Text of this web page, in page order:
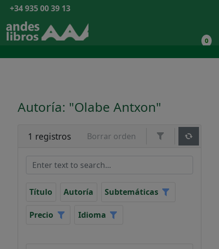
+34 935 00 39 13
0
Autoría: "Olabe Antxon"
1 registros Borrar orden
Título Autoría Subtemáticas
Precio Idioma